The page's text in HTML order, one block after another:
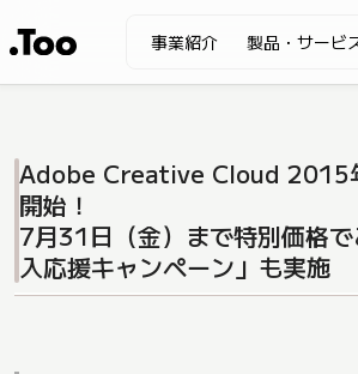
事業紹介 製品・サービ
Adobe Creative Cloud 2015
開始！
7月31日（金）まで特別価格
入応援キャンペーン」も実施